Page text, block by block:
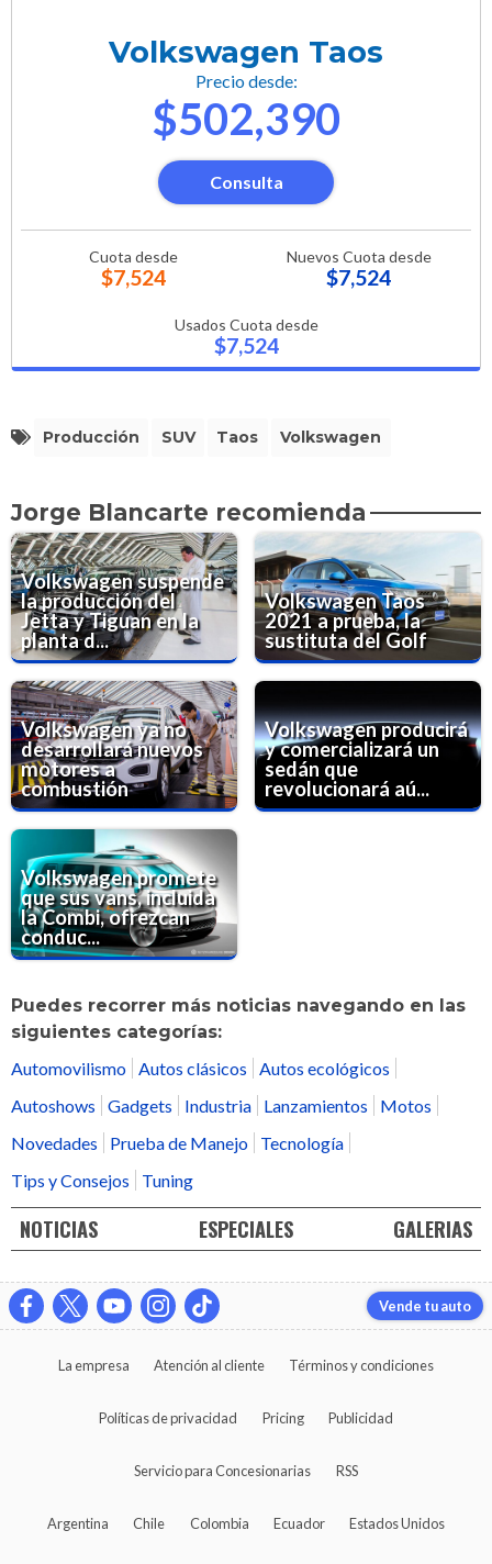
Volkswagen Taos
Precio desde:
$502,390
Consulta
Cuota desde
$7,524
Nuevos Cuota desde
$7,524
Usados Cuota desde
$7,524
Producción SUV Taos Volkswagen
Jorge Blancarte recomienda
Volkswagen suspende
la producción del
Jetta y Tiguan en la
planta d...
Volkswagen Taos
2021 a prueba, la
sustituta del Golf
Volkswagen ya no
desarrollará nuevos
motores a
combustión
Volkswagen producirá
y comercializará un
sedán que
revolucionará aú...
Volkswagen promete
que sus vans, incluida
la Combi, ofrezcan
conduc...
Puedes recorrer más noticias navegando en las
siguientes categorías:
Automovilismo Autos clásicos
Autos ecológicos
Autoshows
Gadgets Industria Lanzamientos
Motos
Novedades
Prueba de Manejo
Tecnología
Tips y Consejos
Tuning
NOTICIAS ESPECIALES GALERIAS
Vende tu auto
La empresa Atención al cliente Términos y condiciones
Políticas de privacidad Pricing Publicidad
Servicio para Concesionarias RSS
Argentina Chile Colombia Ecuador Estados Unidos